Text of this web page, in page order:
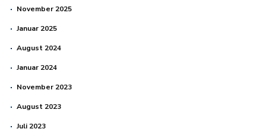
November 2025
Januar 2025
August 2024
Januar 2024
November 2023
August 2023
Juli 2023